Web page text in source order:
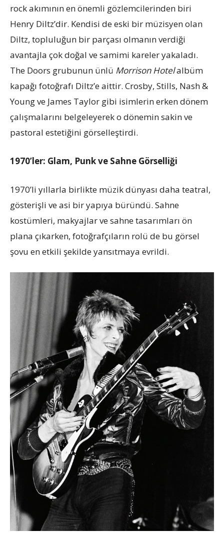
rock akımının en önemli gözlemcilerinden biri
Henry Diltz’dir. Kendisi de eski bir müzisyen olan
Diltz, topluluğun bir parçası olmanın verdiği
avantajla çok doğal ve samimi kareler yakaladı.
The Doors grubunun ünlü Morrison Hotelalbüm
kapağı fotoğrafı Diltz’e aittir. Crosby, Stills, Nash &
Young ve James Taylor gibi isimlerin erken dönem
çalışmalarını belgeleyerek o dönemin sakin ve
pastoral estetiğini görselleştirdi.
1970’ler: Glam, Punk ve Sahne Görselliği
1970’li yıllarla birlikte müzik dünyası daha teatral,
gösterişli ve asi bir yapıya büründü. Sahne
kostümleri, makyajlar ve sahne tasarımları ön
plana çıkarken, fotoğrafçıların rolü de bu görsel
şovu en etkili şekilde yansıtmaya evrildi.